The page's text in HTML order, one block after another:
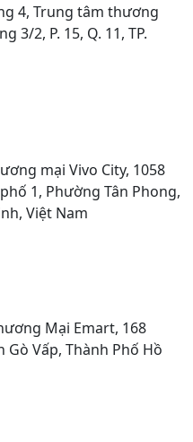
4, Trung tâm thương
3/2, P. 15, Q. 11, TP.
mại Vivo City, 1058
1, Phường Tân Phong,
Việt Nam
Mại Emart, 168
Gò Vấp, Thành Phố Hồ